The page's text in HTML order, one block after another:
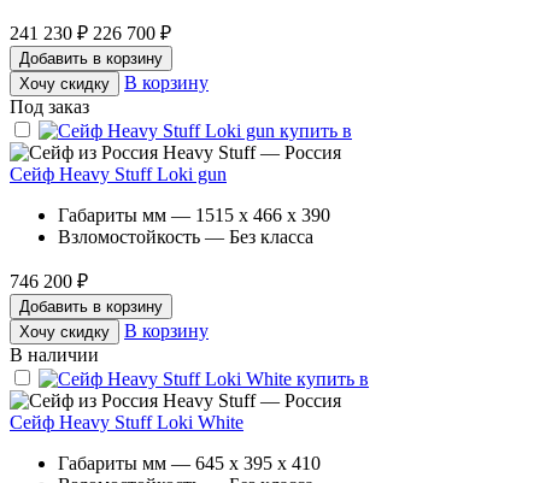
241 230 ₽ 226 700 ₽
Добавить в корзину
Хочу скидку
В корзину
Под заказ
Heavy Stuff — Россия
Сейф Heavy Stuff Loki gun
Габариты мм — 1515 x 466 x 390
Взломостойкость — Без класса
746 200 ₽
Добавить в корзину
Хочу скидку
В корзину
В наличии
Heavy Stuff — Россия
Сейф Heavy Stuff Loki White
Габариты мм — 645 x 395 x 410